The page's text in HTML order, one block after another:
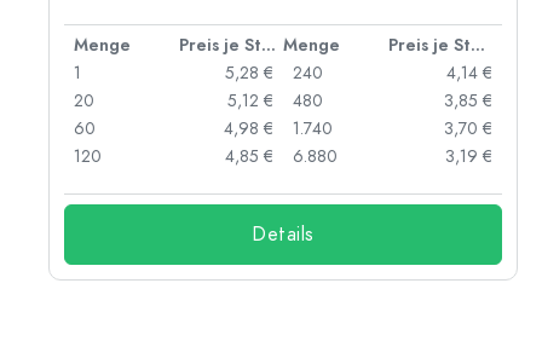
Menge Preis je Stück Menge
Preis je Stück
1
5,28 €
20
5,12 €
60
4,98 €
120
4,85 €
240
4,14 €
480
3,85 €
1.740
3,70 €
6.880
3,19 €
Details